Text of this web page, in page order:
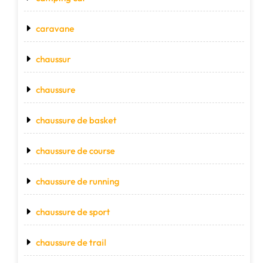
caravane
chaussur
chaussure
chaussure de basket
chaussure de course
chaussure de running
chaussure de sport
chaussure de trail